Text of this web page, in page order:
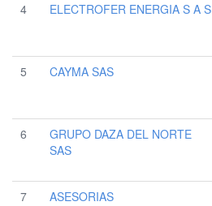
4
ELECTROFER ENERGIA S A S
5
CAYMA SAS
6
GRUPO DAZA DEL NORTE
SAS
7
ASESORIAS